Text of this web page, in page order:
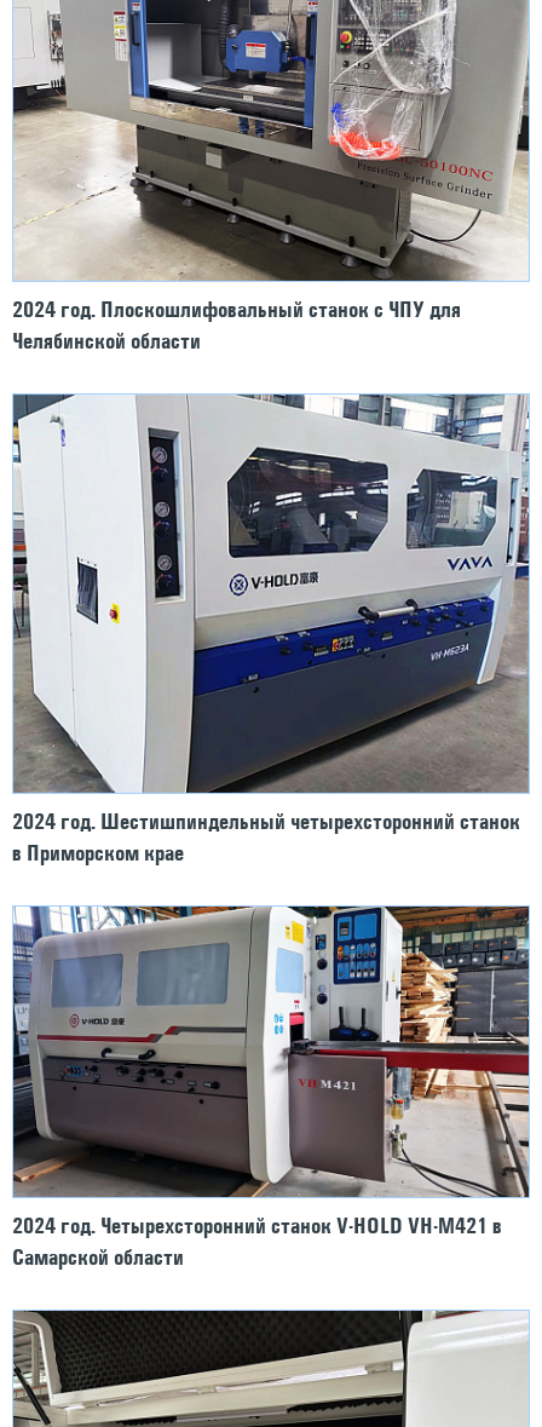
2024 год. Плоскошлифовальный станок с ЧПУ для
Челябинской области
2024 год. Шестишпиндельный четырехсторонний станок
в Приморском крае
2024 год. Четырехсторонний станок V-HOLD VH-M421 в
Самарской области